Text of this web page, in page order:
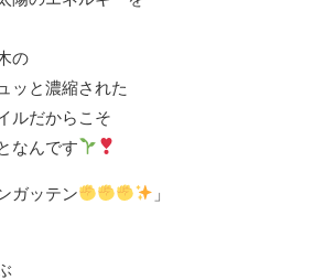
の
ッと濃縮された
ルだからこそ
なんです
ガッテン 」